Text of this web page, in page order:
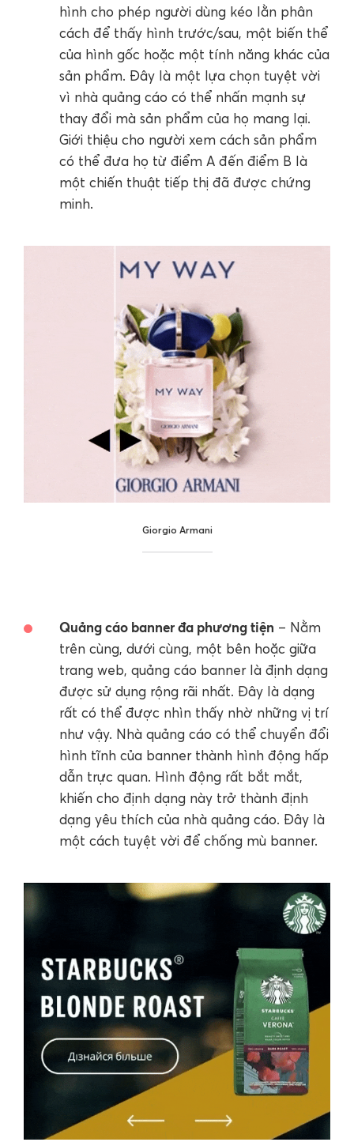
hình cho phép người dùng kéo lằn phân
cách để thấy hình trước/sau, một biến thể
của hình gốc hoặc một tính năng khác của
sản phẩm. Đây là một lựa chọn tuyệt vời
vì nhà quảng cáo có thể nhấn mạnh sự
thay đổi mà sản phẩm của họ mang lại.
Giới thiệu cho người xem cách sản phẩm
có thể đưa họ từ điểm A đến điểm B là
một chiến thuật tiếp thị đã được chứng
minh.
Giorgio Armani
Quảng cáo banner đa phương tiện – Nằm
trên cùng, dưới cùng, một bên hoặc giữa
trang web, quảng cáo banner là định dạng
được sử dụng rộng rãi nhất. Đây là dạng
rất có thể được nhìn thấy nhờ những vị trí
như vậy. Nhà quảng cáo có thể chuyển đổi
hình tĩnh của banner thành hình động hấp
dẫn trực quan. Hình động rất bắt mắt,
khiến cho định dạng này trở thành định
dạng yêu thích của nhà quảng cáo. Đây là
một cách tuyệt vời để chống mù banner.